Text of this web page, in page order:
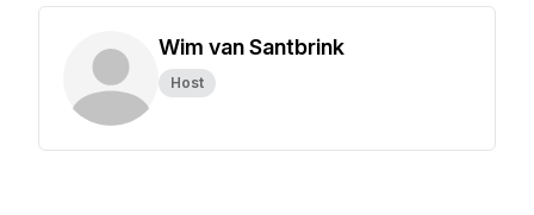
Wim van Santbrink
Host